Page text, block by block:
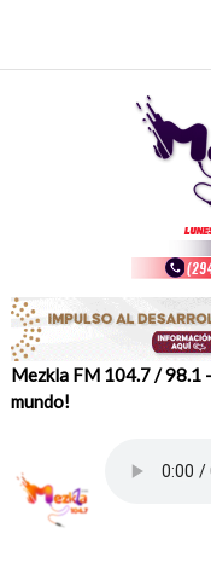
content
Mezkla FM 104.7 / 98.1
mundo!